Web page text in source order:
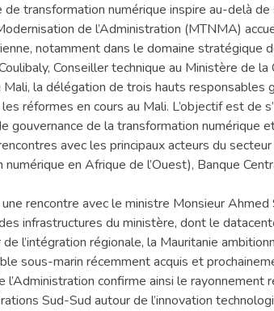
de transformation numérique inspire au-delà
de l’Administration (MTNMA)
notamment dans le domaine stratégique
Conseiller technique au Ministère de
la délégation de trois hauts responsables
réformes en cours au Mali. L’objectif est de
gouvernance de la transformation numérique
avec les principaux acteurs du
en Afrique de l’Ouest), Banque
rencontre avec le ministre Monsieur
infrastructures du ministère, dont le
l’intégration régionale, la Mauritanie
sous-marin récemment acquis et
confirme ainsi le rayonnement
Sud-Sud autour de l’innovation